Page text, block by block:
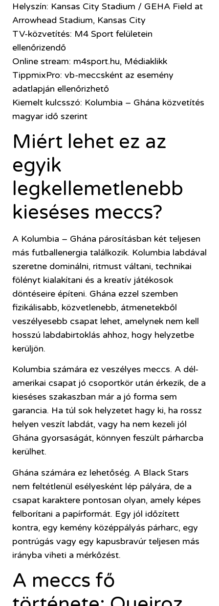
Helyszín: Kansas City Stadium / GEHA Field at
Arrowhead Stadium, Kansas City
TV-közvetítés: M4 Sport felületein
ellenőrizendő
Online stream: m4sport.hu, Médiaklikk
TippmixPro: vb-meccsként az esemény
adatlapján ellenőrizhető
Kiemelt kulcsszó: Kolumbia – Ghána közvetítés
magyar idő szerint
Miért lehet ez az
egyik
legkellemetlenebb
kieséses meccs?
A Kolumbia – Ghána párosításban két teljesen
más futballenergia találkozik. Kolumbia labdával
szeretne dominálni, ritmust váltani, technikai
fölényt kialakítani és a kreatív játékosok
döntéseire építeni. Ghána ezzel szemben
fizikálisabb, közvetlenebb, átmenetekből
veszélyesebb csapat lehet, amelynek nem kell
hosszú labdabirtoklás ahhoz, hogy helyzetbe
kerüljön.
Kolumbia számára ez veszélyes meccs. A dél-
amerikai csapat jó csoportkör után érkezik, de a
kieséses szakaszban már a jó forma sem
garancia. Ha túl sok helyzetet hagy ki, ha rossz
helyen veszít labdát, vagy ha nem kezeli jól
Ghána gyorsaságát, könnyen feszült párharcba
kerülhet.
Ghána számára ez lehetőség. A Black Stars
nem feltétlenül esélyesként lép pályára, de a
csapat karaktere pontosan olyan, amely képes
felborítani a papírformát. Egy jól időzített
kontra, egy kemény középpályás párharc, egy
pontrúgás vagy egy kapusbravúr teljesen más
irányba viheti a mérkőzést.
A meccs fő